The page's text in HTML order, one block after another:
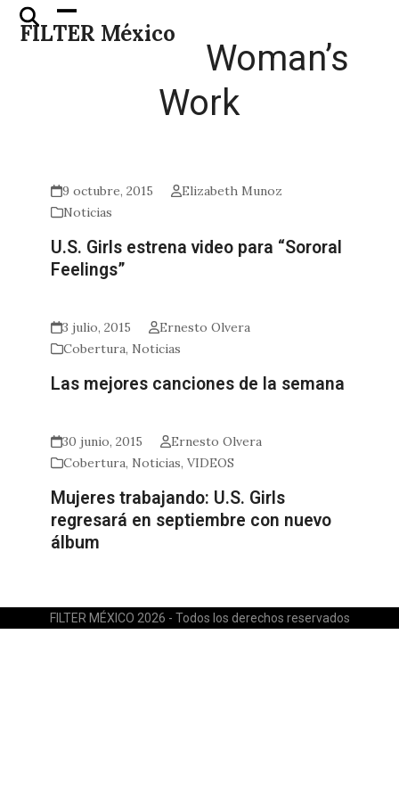
Skip
FILTER México
Open
mobile
Close
mobile
Woman’s
Work
9 octubre, 2015
Elizabeth Munoz
Noticias
U.S. Girls estrena video para “Sororal
Feelings”
3 julio, 2015
Ernesto Olvera
Cobertura, Noticias
Las mejores canciones de la semana
30 junio, 2015
Ernesto Olvera
Cobertura, Noticias,VIDEOS
Mujeres trabajando: U.S. Girls
regresará en septiembre con nuevo
álbum
FILTER MÉXICO 2026 - Todos los derechos reservados